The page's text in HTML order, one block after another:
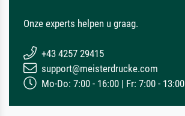
Onze experts helpen u graag.
+43 4257 29415
support@meisterdrucke.com
Mo-Do: 7:00 - 16:00 | Fr: 7:00 - 13:00